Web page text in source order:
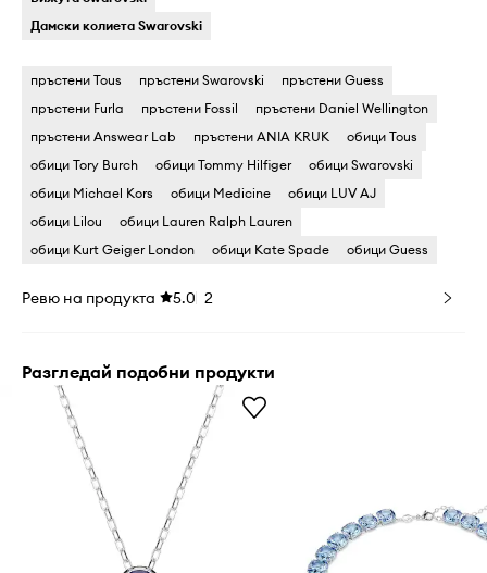
Дамски колиета Swarovski
пръстени Tous пръстени Swarovski
пръстени Guess
пръстени Furla
пръстени Fossil
пръстени Daniel Wellington
пръстени Answear Lab
пръстени ANIA KRUK
обици Tous
обици Tory Burch
обици Tommy Hilfiger
обици Swarovski
обици Michael Kors
обици Medicine
обици LUV AJ
обици Lilou
обици Lauren Ralph Lauren
обици Kurt Geiger London
обици Kate Spade обици Guess
Ревю на продукта 5.0 2
Разгледай подобни продукти